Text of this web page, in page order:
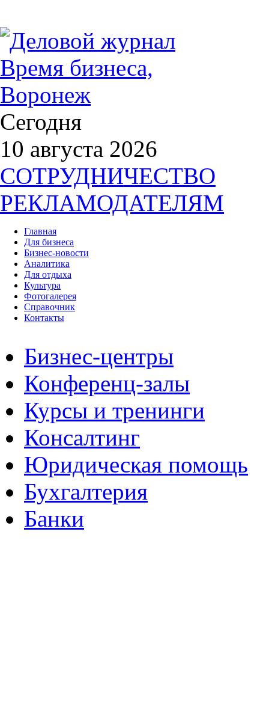
Сегодня
10 августа 2026
СОТРУДНИЧЕСТВО
РЕКЛАМОДАТЕЛЯМ
Главная
Для бизнеса
Бизнес-новости
Аналитика
Для отдыха
Культура
Фотогалерея
Справочник
Контакты
Бизнес-центры
Конференц-залы
Курсы и тренинги
Консалтинг
Юридическая помощь
Бухгалтерия
Банки